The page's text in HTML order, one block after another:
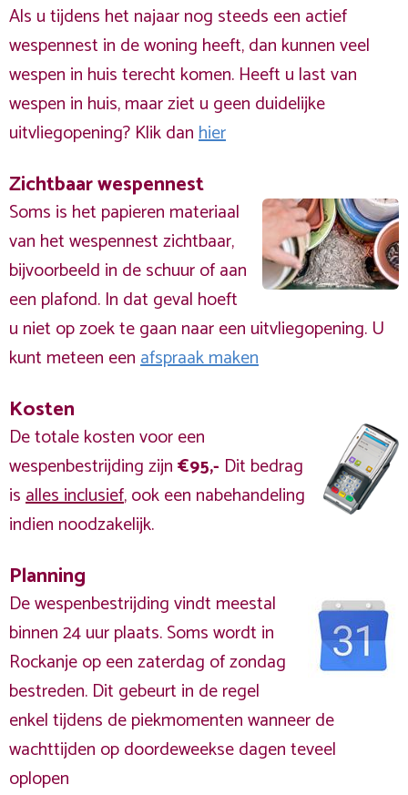
Als u tijdens het najaar nog steeds een actief
wespennest in de woning heeft, dan kunnen veel
wespen in huis terecht komen. Heeft u last van
wespen in huis, maar ziet u geen duidelijke
uitvliegopening? Klik danhier
Zichtbaar wespennest
Soms is het papieren materiaal
van het wespennest zichtbaar,
bijvoorbeeld in de schuur of aan
een plafond. In dat geval hoeft
u niet op zoek te gaan naar een uitvliegopening. U
kunt meteen eenafspraak maken
Kosten
De totale kosten voor een
wespenbestrijding zijn€95,- Dit bedrag
isalles inclusief, ook een nabehandeling
indien noodzakelijk.
Planning
De wespenbestrijding vindt meestal
binnen 24 uur plaats. Soms wordt in
Rockanje op een zaterdag of zondag
bestreden. Dit gebeurt in de regel
enkel tijdens de piekmomenten wanneer de
wachttijden op doordeweekse dagen teveel
oplopen